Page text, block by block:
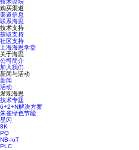
购买渠道
渠道信息
联系海思
技术支持
获取支持
社区支持
上海海思学堂
关于海思
公司简介
加入我们
新闻与活动
新闻
活动
发现海思
技术专题
6+2+N解决方案
朱雀绿色节能
星闪
8K
PQ
NB-IoT
PLC